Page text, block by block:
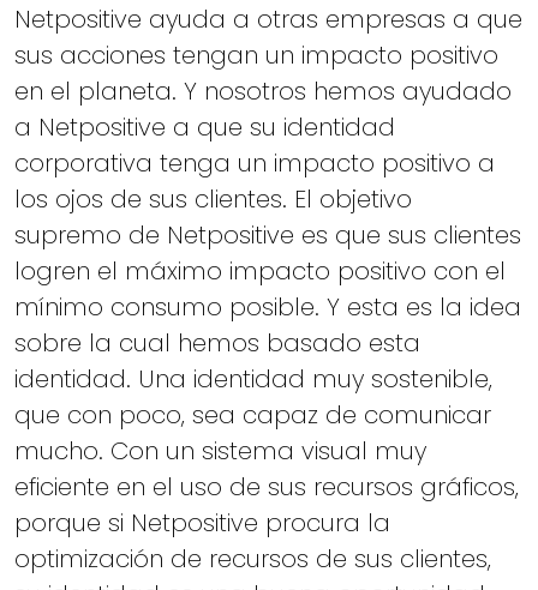
Netpositive ayuda a otras empresas a que
sus acciones tengan un impacto positivo
en el planeta. Y nosotros hemos ayudado
a Netpositive a que su identidad
corporativa tenga un impacto positivo a
los ojos de sus clientes. El objetivo
supremo de Netpositive es que sus clientes
logren el máximo impacto positivo con el
mínimo consumo posible. Y esta es la idea
sobre la cual hemos basado esta
identidad. Una identidad muy sostenible,
que con poco, sea capaz de comunicar
mucho. Con un sistema visual muy
eficiente en el uso de sus recursos gráficos,
porque si Netpositive procura la
optimización de recursos de sus clientes,